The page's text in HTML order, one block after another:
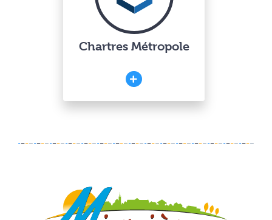
Chartres Métropole